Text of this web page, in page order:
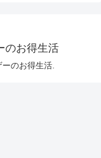
のお得生活
のお得生活.